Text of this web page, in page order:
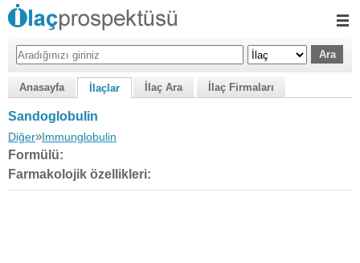
Anasayfa İlaçlar İlaç Ara İlaç Firmaları
Sandoglobulin
Diğer»Immunglobulin
Formülü:
Farmakolojik özellikleri: